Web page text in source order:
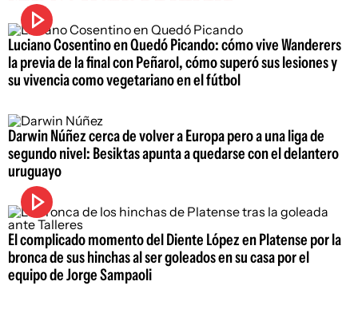
Luciano Cosentino en Quedó Picando: cómo vive Wanderers
la previa de la final con Peñarol, cómo superó sus lesiones y
su vivencia como vegetariano en el fútbol
Darwin Núñez cerca de volver a Europa pero a una liga de
segundo nivel: Besiktas apunta a quedarse con el delantero
uruguayo
El complicado momento del Diente López en Platense por la
bronca de sus hinchas al ser goleados en su casa por el
equipo de Jorge Sampaoli